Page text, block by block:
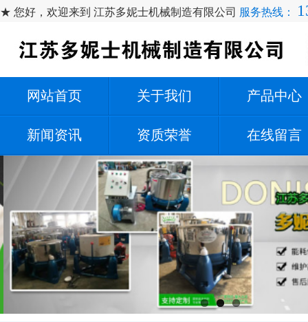
★ 您好，欢迎来到 江苏多妮士机械制造有限公司 服务热线：
网站首页 关于我们 产品中心
新闻资讯 资质荣誉 在线留言